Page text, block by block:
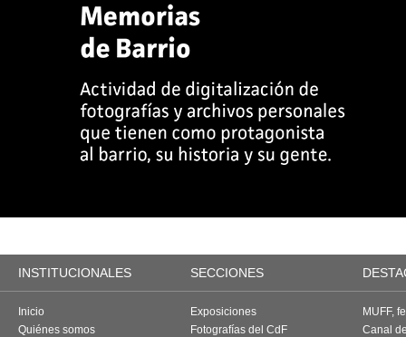
INSTITUCIONALES SECCIONES
Inicio
Quiénes somos
Exposiciones
Fotografías del CdF
MUFF,
Canal